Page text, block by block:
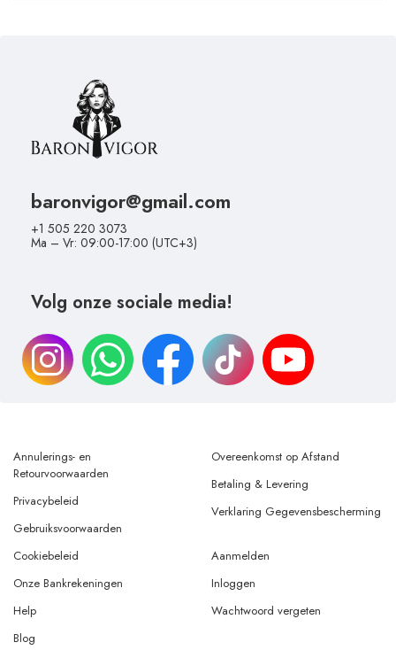
baronvigor@gmail.com
+1 505 220 3073
Ma – Vr: 09:00-17:00 (UTC+3)
Volg onze sociale media!
Annulerings- en
Retourvoorwaarden
Privacybeleid
Gebruiksvoorwaarden
Overeenkomst op Afstand
Betaling & Levering
Verklaring Gegevensbescherming
Cookiebeleid
Onze Bankrekeningen
Help
Aanmelden
Inloggen
Wachtwoord vergeten
Blog